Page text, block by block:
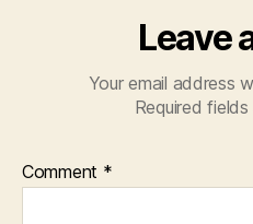
Leave
Your email address
Required
Comment *